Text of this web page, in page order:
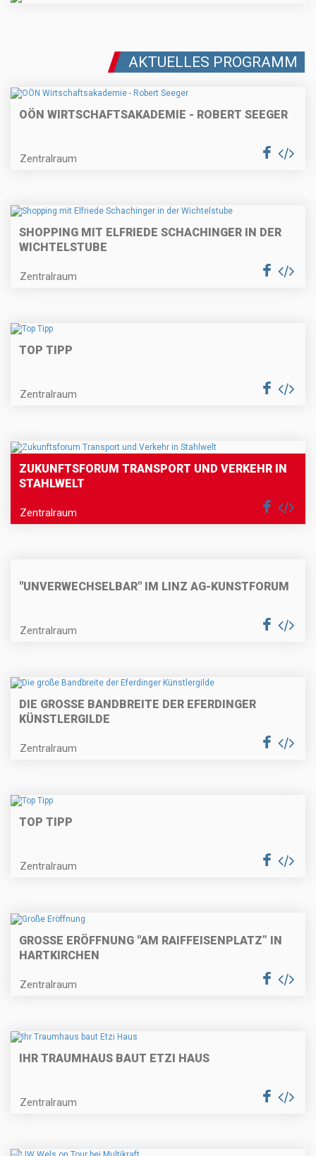
AKTUELLES PROGRAMM
OÖN WIRTSCHAFTSAKADEMIE - ROBERT SEEGER
Zentralraum
SHOPPING MIT ELFRIEDE SCHACHINGER IN DER
WICHTELSTUBE
Zentralraum
TOP TIPP
Zentralraum
ZUKUNFTSFORUM TRANSPORT UND VERKEHR IN
STAHLWELT
Zentralraum
"UNVERWECHSELBAR" IM LINZ AG-KUNSTFORUM
Zentralraum
DIE GROSSE BANDBREITE DER EFERDINGER K
ÜNSTLERGILDE
Zentralraum
TOP TIPP
Zentralraum
GROSSE ERÖFFNUNG "AM RAIFFEISENPLATZ” IN H
ARTKIRCHEN
Zentralraum
IHR TRAUMHAUS BAUT ETZI HAUS
Zentralraum